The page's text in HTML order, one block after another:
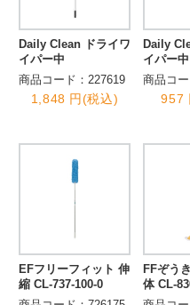
Daily Clean ドライワ
イパー中
商品コード：227619
1,848 円(税込)
Daily
イパー
商品コ
957
EFフリーフィット 伸
縮 CL-737-100-0
FFぞう
体 CL-